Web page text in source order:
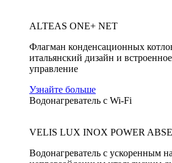
ALTEAS ONE+ NET
Флагман конденсационных
итальянский дизайн и
управление
Узнайте больше
Водонагреватель с Wi-Fi
VELIS LUX INOX POWER
Водонагреватель с ускоренным